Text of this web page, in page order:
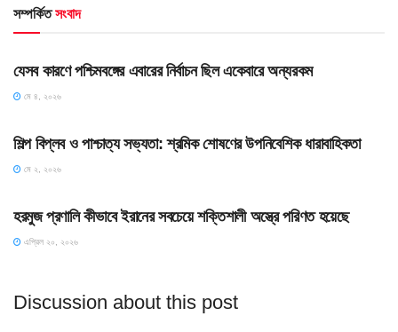
সম্পর্কিতসংবাদ
HOME POST
যেসব কারণে পশ্চিমবঙ্গের এবারের নির্বাচন ছিল একেবারে অন্যরকম
মে ৪, ২০২৬
শিল্প বিপ্লব ও পাশ্চাত্য সভ্যতা: শ্রমিক শোষণের উপনিবেশিক ধারাবাহিকতা
মে ২, ২০২৬
হরমুজ প্রণালি কীভাবে ইরানের সবচেয়ে শক্তিশালী অস্ত্রে পরিণত হয়েছে
এপ্রিল ২০, ২০২৬
Discussion about this post